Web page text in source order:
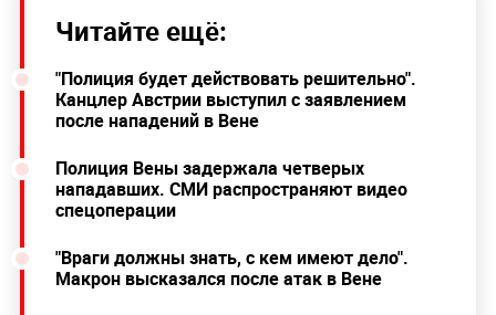
Читайте ещё:
"Полиция будет действовать решительно".
Канцлер Австрии выступил с заявлением
после нападений в Вене
Полиция Вены задержала четверых
нападавших. СМИ распространяют видео
спецоперации
"Враги должны знать, с кем имеют дело".
Макрон высказался после атак в Вене